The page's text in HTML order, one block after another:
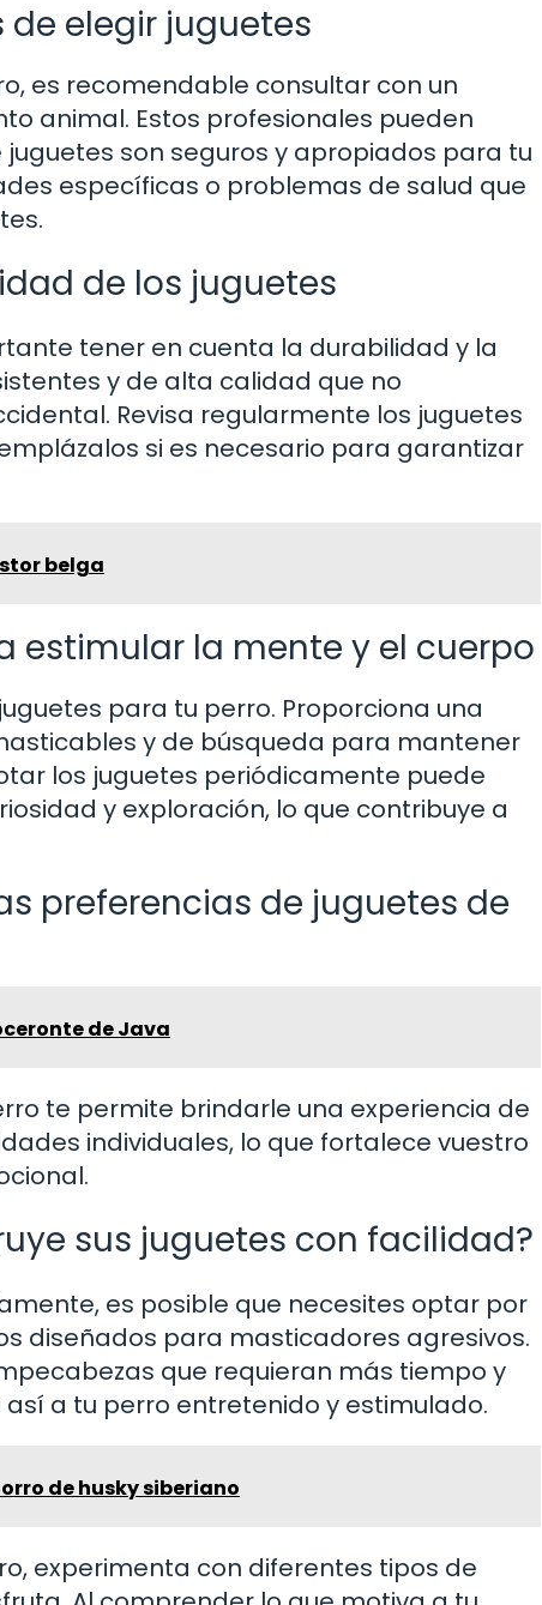
elegir juguetes
es recomendable consultar con un
animal. Estos profesionales pueden
son seguros y apropiados para tu
específicas o problemas de salud que
de los juguetes
tener en cuenta la durabilidad y la
y de alta calidad que no
Revisa regularmente los juguetes
si es necesario para garantizar
belga
estimular la mente y el cuerpo
para tu perro. Proporciona una
y de búsqueda para mantener
los juguetes periódicamente puede
y exploración, lo que contribuye a
preferencias de juguetes de
de Java
te permite brindarle una experiencia de
individuales, lo que fortalece vuestro
sus juguetes con facilidad?
es posible que necesites optar por
diseñados para masticadores agresivos.
que requieran más tiempo y
a tu perro entretenido y estimulado.
de husky siberiano
experimenta con diferentes tipos de